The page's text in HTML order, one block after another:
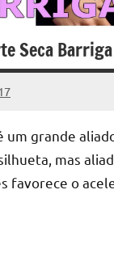
Seca Barriga
um grande
mas
favorece o